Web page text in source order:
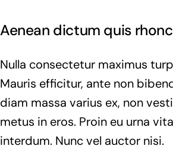
Aenean dictum quis
Nulla consectetur maximus
Mauris efficitur, ante non
diam massa varius ex, non
metus in eros. Proin eu urna
interdum. Nunc vel auctor nisi.